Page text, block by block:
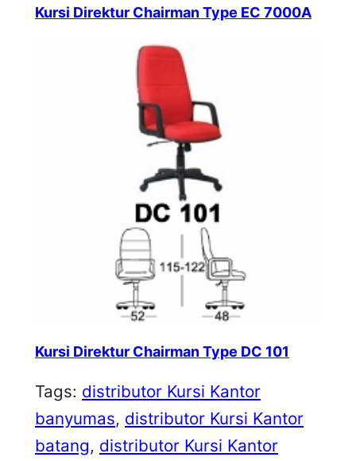
Kursi Direktur Chairman Type EC 7000A
Kursi Direktur Chairman Type DC 101
Tags: distributor Kursi Kantor
banyumas, distributor Kursi Kantor
batang, distributor Kursi Kantor